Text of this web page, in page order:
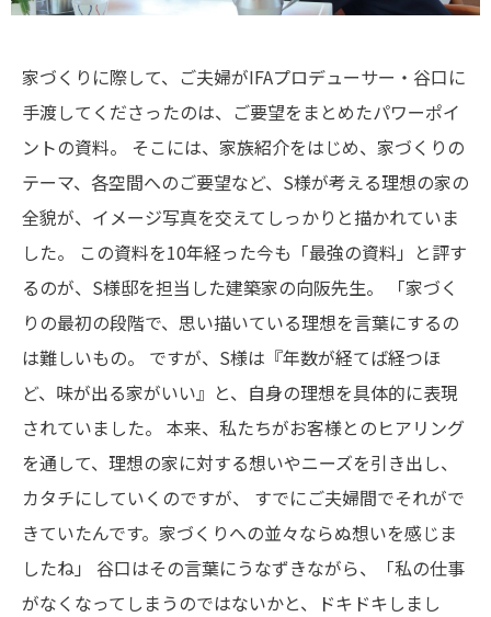
家づくりに際して、ご夫婦がIFAプロデューサー・谷口に
手渡してくださったのは、ご要望をまとめたパワーポイ
ントの資料。
そこには、家族紹介をはじめ、家づくりの
テーマ、各空間へのご要望など、S様が考える理想の家の
全貌が、イメージ写真を交えてしっかりと描かれていま
した。
この資料を10年経った今も「最強の資料」と評す
るのが、S様邸を担当した建築家の向阪先生。
「家づく
りの最初の段階で、思い描いている理想を言葉にするの
は難しいもの。
ですが、S様は『年数が経てば経つほ
ど、味が出る家がいい』と、自身の理想を具体的に表現
されていました。 本来、私たちがお客様とのヒアリング
を通して、理想の家に対する想いやニーズを引き出し、
カタチにしていくのですが、
すでにご夫婦間でそれがで
きていたんです。家づくりへの並々ならぬ想いを感じま
したね」
谷口はその言葉にうなずきながら、「私の仕事
がなくなってしまうのではないかと、ドキドキしまし